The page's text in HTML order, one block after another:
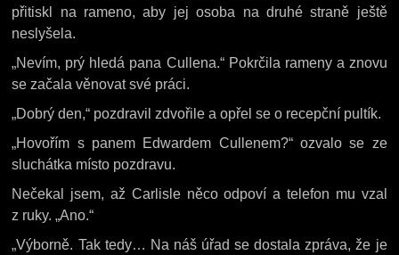
přitiskl na rameno, aby jej osoba na druhé straně ještě
neslyšela.
„Nevím, prý hledá pana Cullena.“ Pokrčila rameny a znovu
se začala věnovat své práci.
„Dobrý den,“ pozdravil zdvořile a opřel se o recepční pultík.
„Hovořím s panem Edwardem Cullenem?“ ozvalo se ze
sluchátka místo pozdravu.
Nečekal jsem, až Carlisle něco odpoví a telefon mu vzal
z ruky. „Ano.“
„Výborně. Tak tedy… Na náš úřad se dostala zpráva, že je